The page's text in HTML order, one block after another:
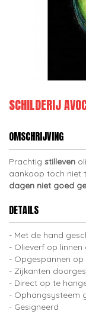
SCHILDERIJ
OMSCHRIJVING
Prachtig stilleven
aankoop toch niet
dagen niet goed
DETAILS
Met de hand
Olieverf op linnen
Opgespannen
Zijkanten
Direct op te
Ophangsysteem
Gesigneerd